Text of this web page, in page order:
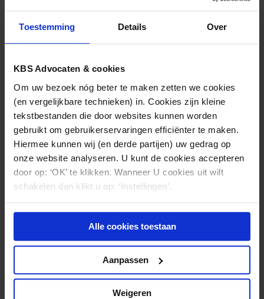
Toestemming Details Over
KBS Advocaten & cookies
Om uw bezoek nóg beter te maken zetten we cookies
(en vergelijkbare technieken) in. Cookies zijn kleine
tekstbestanden die door websites kunnen worden
gebruikt om gebruikerservaringen efficiënter te maken.
Hiermee kunnen wij (en derde partijen) uw gedrag op
onze website analyseren. U kunt de cookies accepteren
door op: ‘OK’ te klikken. Wanneer U cookies uit wilt
schakelen dan klikt u op: ‘Instellingen’.
Alle cookies toestaan
Aanpassen
Weigeren
aansprakelijkheid door de verzekering werd gedekt
(ook) in het geval dat hij zich schuldig zou maken aan
een misdrijf, zoals het rijden onder invloed artikel 8
De rechtbank komt dan ook tot het oordeel dat
gedaagde de schade die Achmea aan de
benadeelde heeft vergoed, dient terug te betalen.
Nieuws & kennis
Ook interessant?